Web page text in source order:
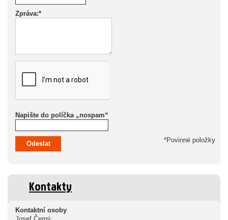
Zpráva:*
Napište do políčka „nospam“
*Povinné položky
Odeslat
Kontakty
Kontaktní osoby